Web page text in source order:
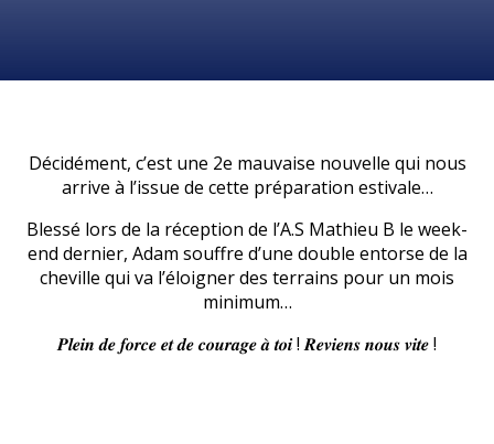
Décidément, c’est une 2e mauvaise nouvelle qui nous
arrive à l’issue de cette préparation estivale…
Blessé lors de la réception de l’A.S Mathieu B le week-
end dernier, Adam souffre d’une double entorse de la
cheville qui va l’éloigner des terrains pour un mois
minimum…
𝑷𝒍𝒆𝒊𝒏 𝒅𝒆 𝒇𝒐𝒓𝒄𝒆 𝒆𝒕 𝒅𝒆 𝒄𝒐𝒖𝒓𝒂𝒈𝒆 𝒂̀ 𝒕𝒐𝒊 ! 𝑹𝒆𝒗𝒊𝒆𝒏𝒔 𝒏𝒐𝒖𝒔 𝒗𝒊𝒕𝒆 !